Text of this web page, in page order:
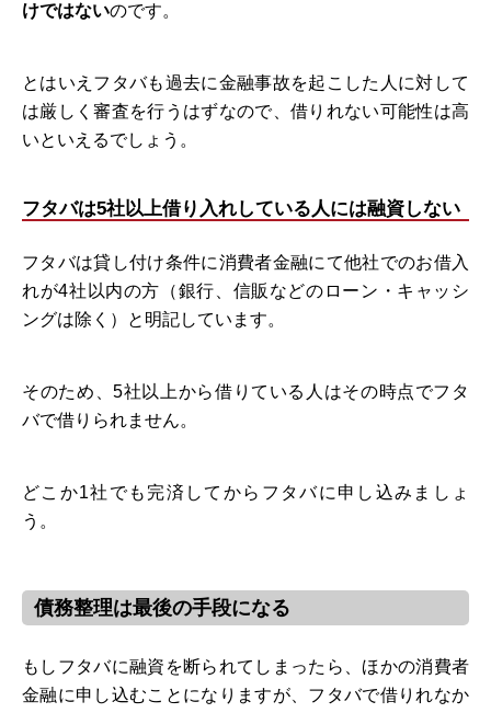
けではないのです。
とはいえフタバも過去に金融事故を起こした人に対して
は厳しく審査を行うはずなので、借りれない可能性は高
いといえるでしょう。
フタバは5社以上借り入れしている人には融資しない
フタバは貸し付け条件に消費者金融にて他社でのお借入
れが4社以内の方（銀行、信販などのローン・キャッシ
ングは除く）と明記しています。
そのため、5社以上から借りている人はその時点でフタ
バで借りられません。
どこか1社でも完済してからフタバに申し込みましょ
う。
債務整理は最後の手段になる
もしフタバに融資を断られてしまったら、ほかの消費者
金融に申し込むことになりますが、フタバで借りれなか